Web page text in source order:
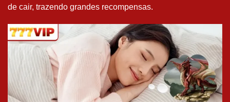
de cair, trazendo grandes recompensas.